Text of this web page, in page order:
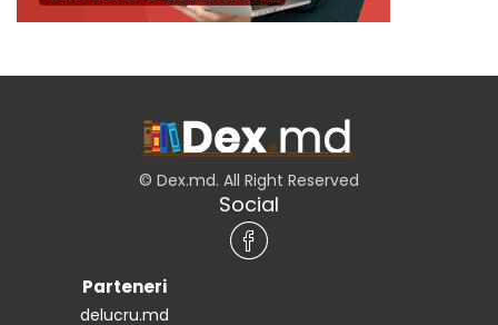
© Dex.md. All Right Reserved
Social
Parteneri
delucru.md